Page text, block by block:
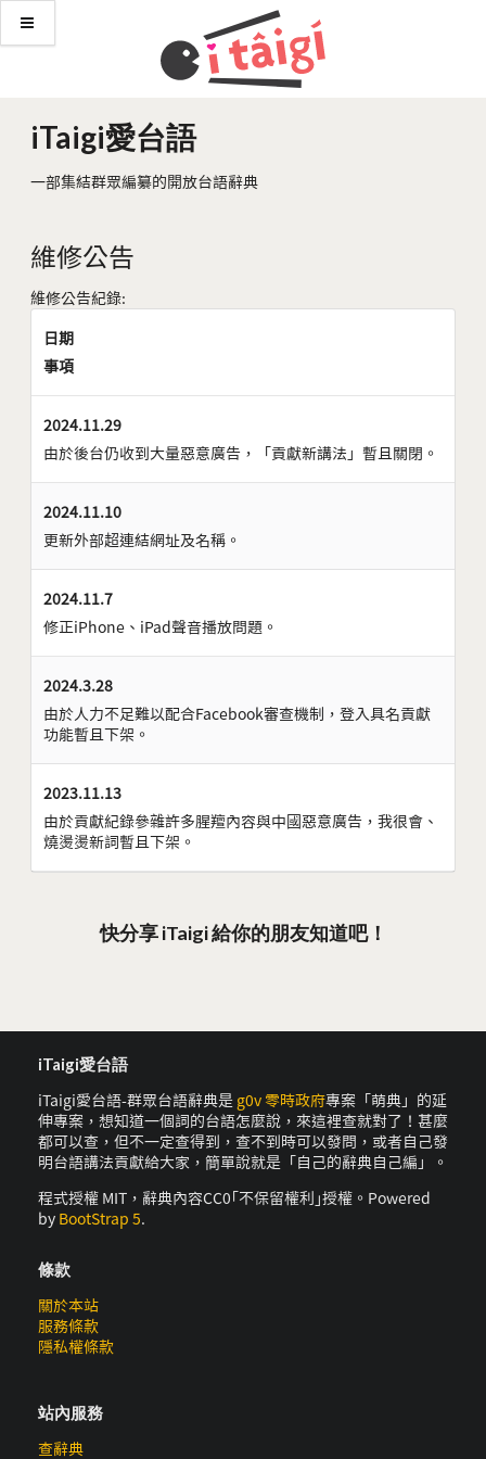
iTaigi愛台語
一部集結群眾編纂的開放台語辭典
維修公告
維修公告紀錄:
日期
事項
2024.11.29
由於後台仍收到大量惡意廣告，「貢獻新講法」暫且關閉。
2024.11.10
更新外部超連結網址及名稱。
2024.11.7
修正iPhone、iPad聲音播放問題。
2024.3.28
由於人力不足難以配合Facebook審查機制，登入具名貢獻
功能暫且下架。
2023.11.13
由於貢獻紀錄參雜許多腥羶內容與中國惡意廣告，我很會、
燒燙燙新詞暫且下架。
快分享 iTaigi 給你的朋友知道吧！
iTaigi愛台語
iTaigi愛台語-群眾台語辭典是 g0v 零時政府專案「萌典」的延
伸專案，想知道一個詞的台語怎麼說，來這裡查就對了！甚麼
都可以查，但不一定查得到，查不到時可以發問，或者自己發
明台語講法貢獻給大家，簡單說就是「自己的辭典自己編」。
程式授權 MIT，辭典內容CC0｢不保留權利｣授權。Powered
by BootStrap 5.
條款
關於本站
服務條款
隱私權條款
站內服務
查辭典